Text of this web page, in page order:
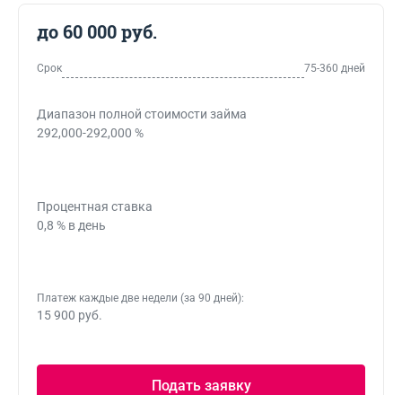
до 60 000 руб.
Срок 75-360 дней
Диапазон полной стоимости займа
292,000-292,000 %
Процентная ставка
0,8 % в день
Платеж каждые две недели (за 90 дней):
15 900 руб.
Подать заявку